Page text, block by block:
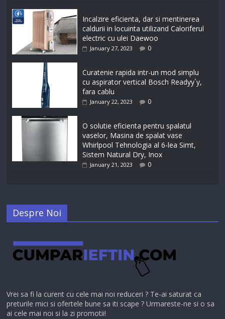
Incalzire eficienta, dar si mentinerea
caldurii in locuinta utilizand Caloriferul
electric cu ulei Daewoo
January 27, 2023 0
Curatenie rapida intr-un mod simplu
cu aspirator vertical Bosch Readyy`y,
fara cablu
January 22, 2023 0
O solutie eficienta pentru spalatul
vaselor, Masina de spalat vase
Whirlpool Tehnologia al 6-lea Simt,
Sistem Natural Dry, Inox
January 21, 2023 0
Despre Noi
Vrei sa fi la curent cu cele mai noi reduceri ? Te-ai saturat ca
preturile mici si ofertele bune sa iti scape ? Urmareste-ne si o sa
ai cele mai noi si la zi promotii!